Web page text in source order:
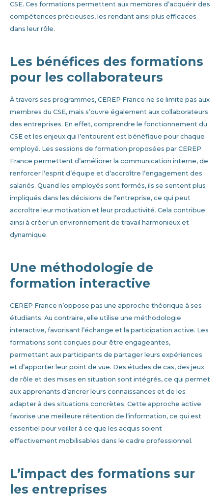
CSE. Ces formations permettent aux membres d’acquérir des
compétences précieuses, les rendant ainsi plus efficaces
dans leur rôle.
Les bénéfices des formations
pour les collaborateurs
À travers ses programmes, CEREP France ne se limite pas aux
membres du CSE, mais s’ouvre également aux collaborateurs
des entreprises. En effet, comprendre le fonctionnement du
CSE et les enjeux qui l’entourent est bénéfique pour chaque
employé. Les sessions de formation proposées par CEREP
France permettent d’améliorer la communication interne, de
renforcer l’esprit d’équipe et d’accroître l’engagement des
salariés. Quand les employés sont formés, ils se sentent plus
impliqués dans les décisions de l’entreprise, ce qui peut
accroître leur motivation et leur productivité. Cela contribue
ainsi à créer un environnement de travail harmonieux et
dynamique.
Une méthodologie de
formation interactive
CEREP France n’oppose pas une approche théorique à ses
étudiants. Au contraire, elle utilise une méthodologie
interactive, favorisant l’échange et la participation active. Les
formations sont conçues pour être engageantes,
permettant aux participants de partager leurs expériences
et d’apporter leur point de vue. Des études de cas, des jeux
de rôle et des mises en situation sont intégrés, ce qui permet
aux apprenants d’ancrer leurs connaissances et de les
adapter à des situations concrètes. Cette approche active
favorise une meilleure rétention de l’information, ce qui est
essentiel pour veiller à ce que les acquis soient
effectivement mobilisables dans le cadre professionnel.
L’impact des formations sur
les entreprises